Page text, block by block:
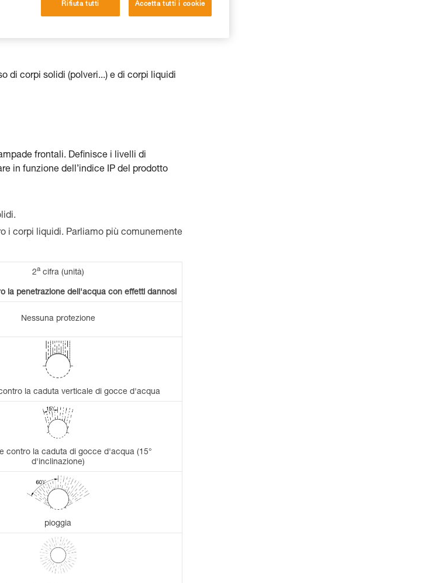
è garantita dal
di corpi solidi (polveri...) e di corpi liquidi
frontali. Definisce i livelli di
in funzione dell’indice IP del prodotto
i corpi liquidi. Parliamo più comunemente
2acifra (unità)
la penetrazione dell'acqua con effetti dannosi
Nessuna protezione
la caduta verticale di gocce d'acqua
contro la caduta di gocce d'acqua (15°
d'inclinazione)
pioggia
Rifiuta tutti Accetta tutti i cookie